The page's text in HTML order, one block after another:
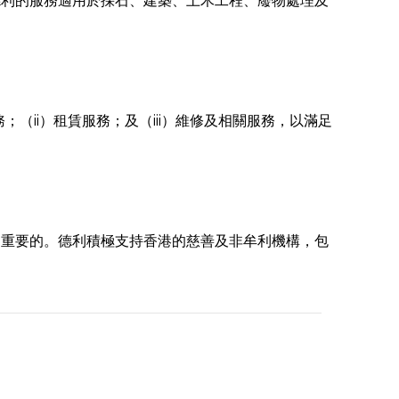
（ii）租賃服務；及（iii）維修及相關服務，以滿足
要的。德利積極支持香港的慈善及非牟利機構，包